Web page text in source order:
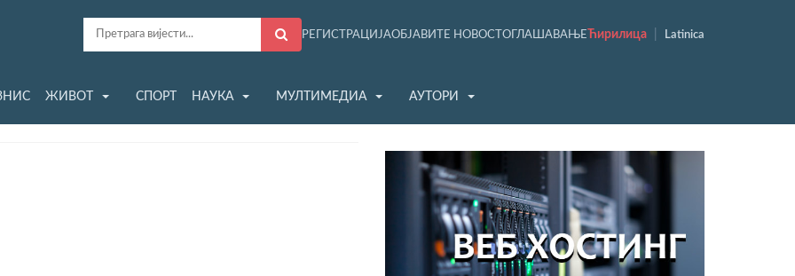
РЕГИСТРАЦИЈАОБЈАВИТЕ НОВОСТ ОГЛАШАВАЊЕ Ћирилица Latinica
ЖИВОТ СПОРТ НАУКА МУЛТИМЕДИА АУТОРИ